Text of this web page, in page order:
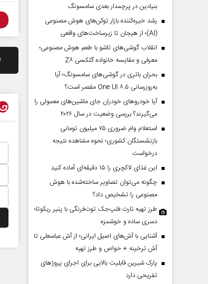
بنیادین در پرچمدار بعدی سامسونگ
رشد خیره‌کننده بازار توکن‌های هوش مصنوعی
(AI)؛ از هیجان تا زیرساخت‌های واقعی
انقلاب گوشی‌های تاشو‌ با طعم هوش مصنوعی؛
معرفی و مقایسه خانواده گلکسی Z۸
بحران باتری در گوشی‌های سامسونگ؛ آیا
به‌روزرسانی One UI ۸.۵ مقصر است؟
آیا خودروهای خودران جای ماشین‌های معمولی را
می‌گیرند؟ بررسی وضعیت در سال ۲۰۲۶
استعلام وام ضروری ۷۵ میلیون تومانی
بازنشستگان کشوری؛ نحوه مشاهده نتیجه
درخواست
این غذای لاکچری را ۱۵ دقیقه‌ای آماده کنید
چگونه می‌توان تصاویر ساخته‌شده با هوش
مصنوعی را تشخیص داد؟
طرز تهیه تارت فلپ‌جک توت‌فرنگی با پنیر ریکوتا؛
دسری ساده و خوشمزه
آشنایی با آش‌های اصیل ایرانی؛ از آش عباسعلی تا
آش ترخینه + خواص و طرز تهیه
پارک شیرین قابلیت‌ بالایی برای اجرای پروژهای
تفریحی دارد